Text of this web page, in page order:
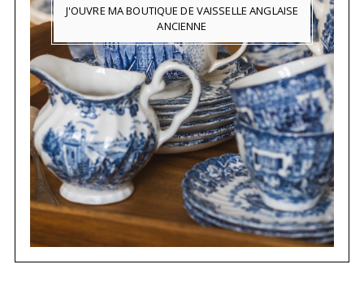
J'OUVRE MA BOUTIQUE DE VAISSELLE ANGLAISE
ANCIENNE